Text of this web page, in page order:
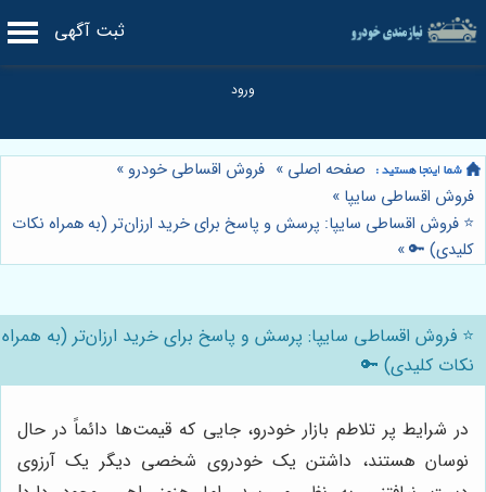
ثبت آگهی
صفحه اصلی » فروش اقساطی خودرو »
فروش اقساطی سایپا »
⭐️ فروش اقساطی سایپا: پرسش و پاسخ برای خرید ارزان‌تر (به همراه نکات
کلیدی) 🔑»
⭐️ فروش اقساطی سایپا: پرسش و پاسخ برای خرید ارزان‌تر (به همراه
نکات کلیدی) 🔑
در شرایط پر تلاطم بازار خودرو، جایی که قیمت‌ها دائماً در حال
نوسان هستند، داشتن یک خودروی شخصی دیگر یک آرزوی